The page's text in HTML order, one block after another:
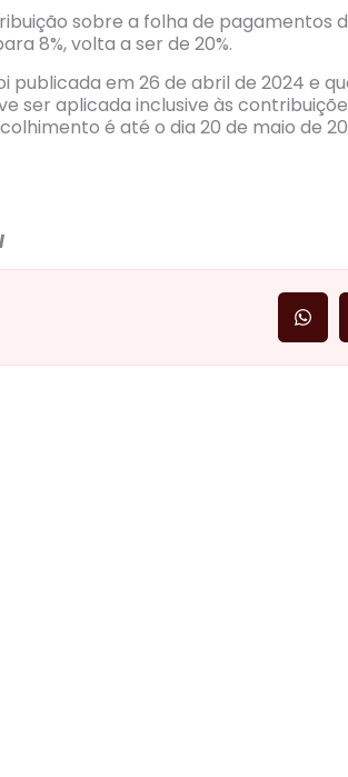
sobre a folha de pagamentos
8%, volta a ser de 20%.
publicada em 26 de abril de 2024 e
ser aplicada inclusive às
é até o dia 20 de maio de